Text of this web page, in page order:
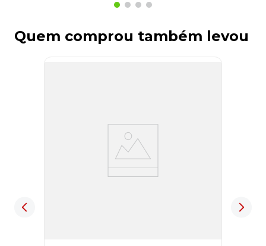
Quem comprou também levou